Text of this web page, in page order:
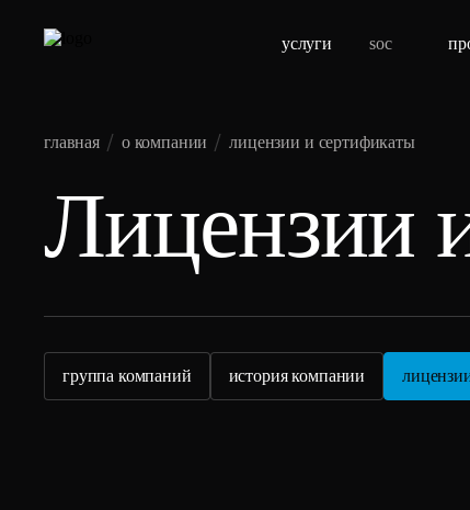
услуги soc
главная о компании лицензии и сертификаты
Лицензии
группа компаний история компании